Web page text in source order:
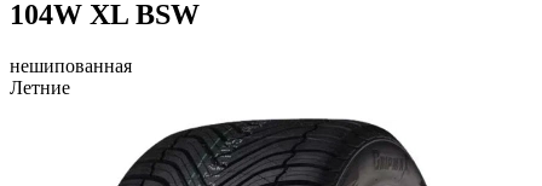
104W XL BSW
нешипованная
Летние